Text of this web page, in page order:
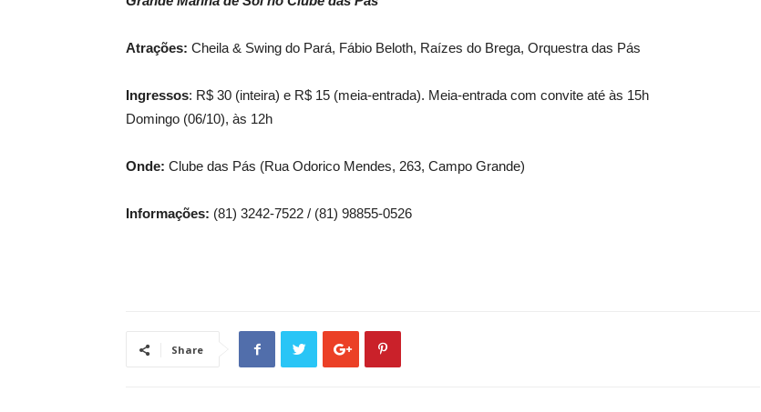
Atrações: Cheila & Swing do Pará, Fábio Beloth, Raízes do Brega, Orquestra das Pás
Ingressos: R$ 30 (inteira) e R$ 15 (meia-entrada). Meia-entrada com convite até às 15h
Domingo (06/10), às 12h
Onde: Clube das Pás (Rua Odorico Mendes, 263, Campo Grande)
Informações: (81) 3242-7522 / (81) 98855-0526
Share